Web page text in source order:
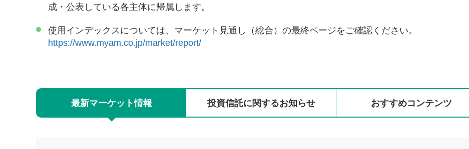
成・公表している各主体に帰属します。
使用インデックスについては、マーケット見通し（総合）の最終ページをご確認ください。
https://www.myam.co.jp/market/report/
最新マーケット情報 投資信託に関するお知らせ おすすめコンテンツ